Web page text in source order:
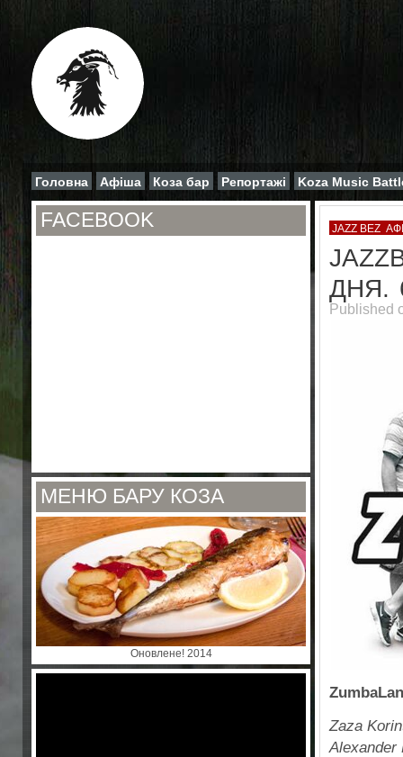
Головна Афіша Коза бар Репортажі Koza Music
JAZZ BEZ
ДНЯ.
Published
Zaza
Alexander
FACEBOOK
МЕНЮ БАРУ КОЗА
Оновлене! 2014